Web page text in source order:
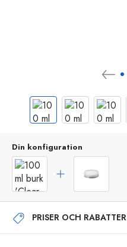
Din konfiguration
PRISER OCH RABATTER